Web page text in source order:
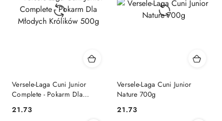
Versele-Laga Cuni Junior
Complete - Pokarm Dla
Cena:
21.73
Versele-Laga Cuni Junior
Nature 700g
Cena:
21.73